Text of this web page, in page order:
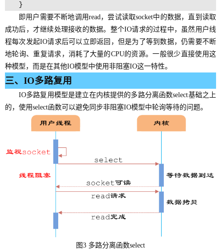
}
即用户需要不断地调用read，尝试读取socket中的数据，直到读取
成功后，才继续处理接收的数据。整个IO请求的过程中，虽然用户线
程每次发起IO请求后可以立即返回，但是为了等到数据，仍需要不断
地轮询、重复请求，消耗了大量的CPU的资源。一般很少直接使用这
种模型，而是在其他IO模型中使用非阻塞IO这一特性。
三、 IO多路复用
IO多路复用模型是建立在内核提供的多路分离函数select基础之上
的，使用select函数可以避免同步非阻塞IO模型中轮询等待的问题。
图3 多路分离函数select